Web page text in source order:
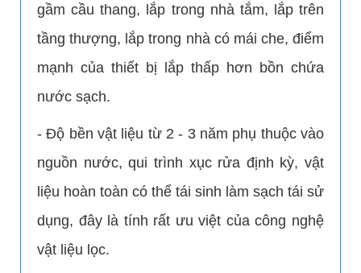
gầm cầu thang, lắp trong nhà tắm, lắp trên
tầng thượng, lắp trong nhà có mái che, điểm
mạnh của thiết bị lắp thấp hơn bồn chứa
nước sạch.
- Độ bền vật liệu từ 2 - 3 năm phụ thuộc vào
nguồn nước, qui trình xục rửa định kỳ, vật
liệu hoàn toàn có thể tái sinh làm sạch tái sử
dụng, đây là tính rất ưu việt của công nghệ
vật liệu lọc.
MỘT SỐ CÁCH LỌC NƯỚC PHÈN TẠI NHÀ HIỆU QUẢ DỄ LÀM